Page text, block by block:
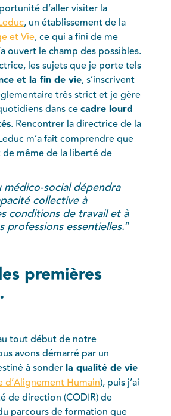
d’aller visiter la
, un établissement de la
et Vie, ce qui a fini de me
ouvert le champ des possibles.
les sujets que je porte tels
et la fin de vie, s’inscrivent
très strict et je gère
dans cecadre lourd
. Rencontrer la directrice de la
m’a fait comprendre que
même de la liberté de
médico-social dépendra
collective à
conditions de travail et à
professions essentielles.”
premières
tout début de notre
avons démarré par un
à sonderla qualité de vie
d’Alignement Humain), puis j’ai
de direction (CODIR) de
parcours de formation que